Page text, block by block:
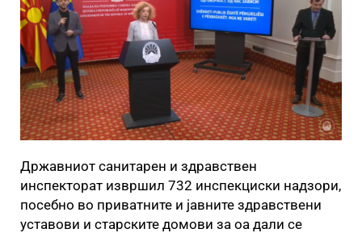
Државниот санитарен и здравствен
инспекторат извршил 732 инспекциски надзори,
посебно во приватните и јавните здравствени
уставови и старските домови за оа дали се